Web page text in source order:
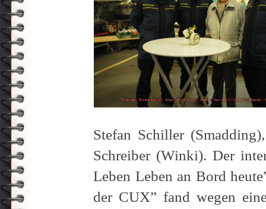
Stefan Schiller
Schreiber (Winki). Der
Leben Leben an Bord
der CUX” fand wegen